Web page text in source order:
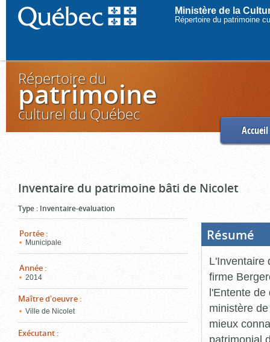
Ministère de la
Répertoire du patrimoine
Répertoire du
patrimoine
culturel du Québec
Accueil
Inventaire du patrimoine bâti de Nicolet
Type : Inventaire-évaluation
Portée :
Municipale
Année :
2014
Maître d'oeuvre :
Ville de Nicolet
Exécutant :
Résumé
L'Inventaire
firme
l'Entente de
ministère
mieux
patrimonial